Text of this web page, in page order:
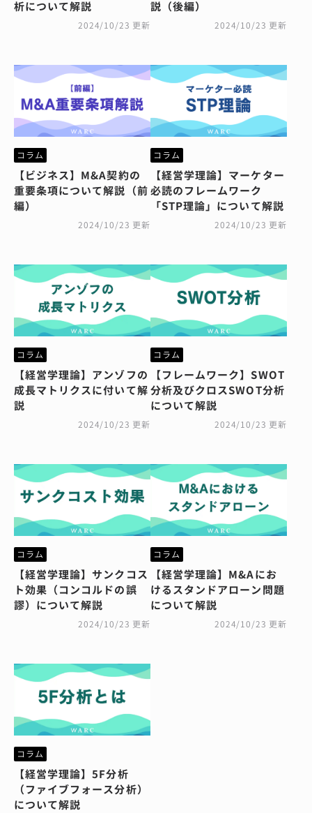
析について解説
2024/10/23 更新
説（後編）
2024/10/23 更新
コラム
【ビジネス】M&A契約の
重要条項について解説（前
編）
2024/10/23 更新
コラム
【経営学理論】マーケター
必読のフレームワーク
「STP理論」について解説
2024/10/23 更新
コラム
【経営学理論】アンゾフの
成長マトリクスに付いて解
説
2024/10/23 更新
コラム
【フレームワーク】SWOT
分析及びクロスSWOT分析
について解説
2024/10/23 更新
コラム
【経営学理論】サンクコス
ト効果（コンコルドの誤
謬）について解説
2024/10/23 更新
コラム
【経営学理論】M&Aにお
けるスタンドアローン問題
について解説
2024/10/23 更新
コラム
【経営学理論】5F分析
（ファイブフォース分析）
について解説